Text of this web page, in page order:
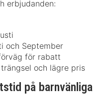
erbjudanden:
och September
för rabatt
och lägre pris
på barnvänliga